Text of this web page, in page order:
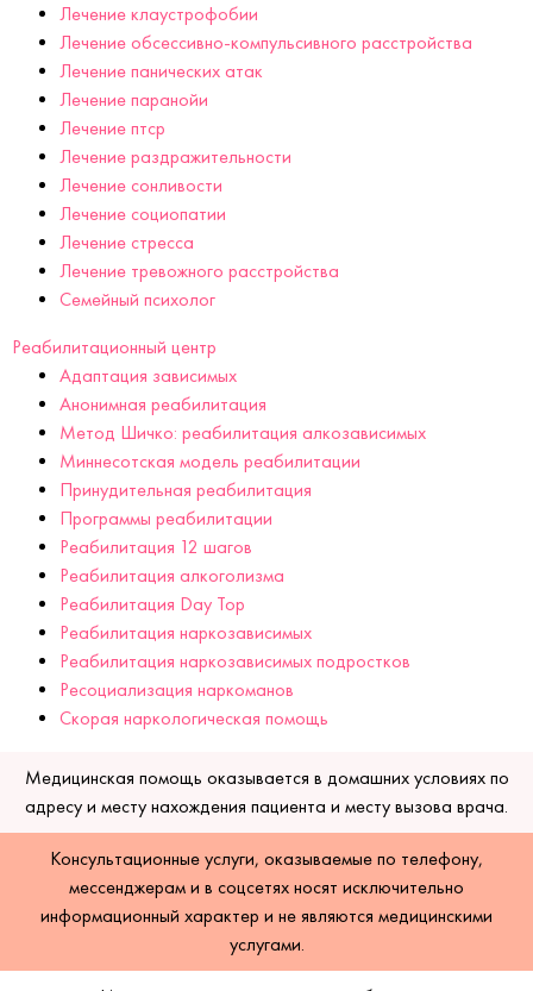
Лечение клаустрофобии
Лечение обсессивно-компульсивного расстройства
Лечение панических атак
Лечение паранойи
Лечение птср
Лечение раздражительности
Лечение сонливости
Лечение социопатии
Лечение стресса
Лечение тревожного расстройства
Семейный психолог
Реабилитационный центр
Адаптация зависимых
Анонимная реабилитация
Метод Шичко: реабилитация алкозависимых
Миннесотская модель реабилитации
Принудительная реабилитация
Программы реабилитации
Реабилитация 12 шагов
Реабилитация алкоголизма
Реабилитация Day Top
Реабилитация наркозависимых
Реабилитация наркозависимых подростков
Ресоциализация наркоманов
Скорая наркологическая помощь
Медицинская помощь оказывается в домашних условиях по
адресу и месту нахождения пациента и месту вызова врача.
Консультационные услуги, оказываемые по телефону,
мессенджерам и в соцсетях носят исключительно
информационный характер и не являются медицинскими
услугами.